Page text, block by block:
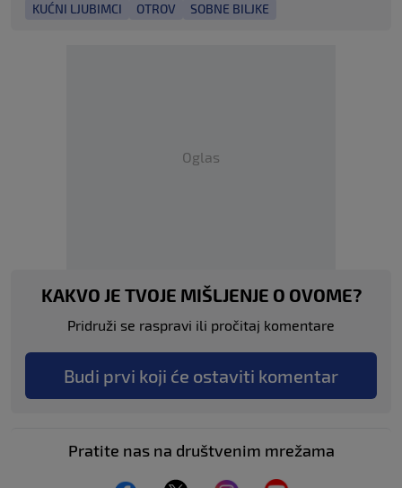
KUĆNI LJUBIMCI OTROV SOBNE BILJKE
Oglas
KAKVO JE TVOJE MIŠLJENJE O OVOME?
Pridruži se raspravi ili pročitaj komentare
Budi prvi koji će ostaviti komentar
Pratite nas na društvenim mrežama